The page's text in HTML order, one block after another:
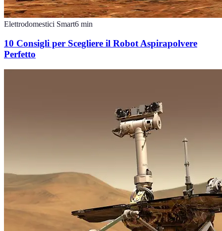
Elettrodomestici Smart6 min
10 Consigli per Scegliere il Robot Aspirapolvere
Perfetto